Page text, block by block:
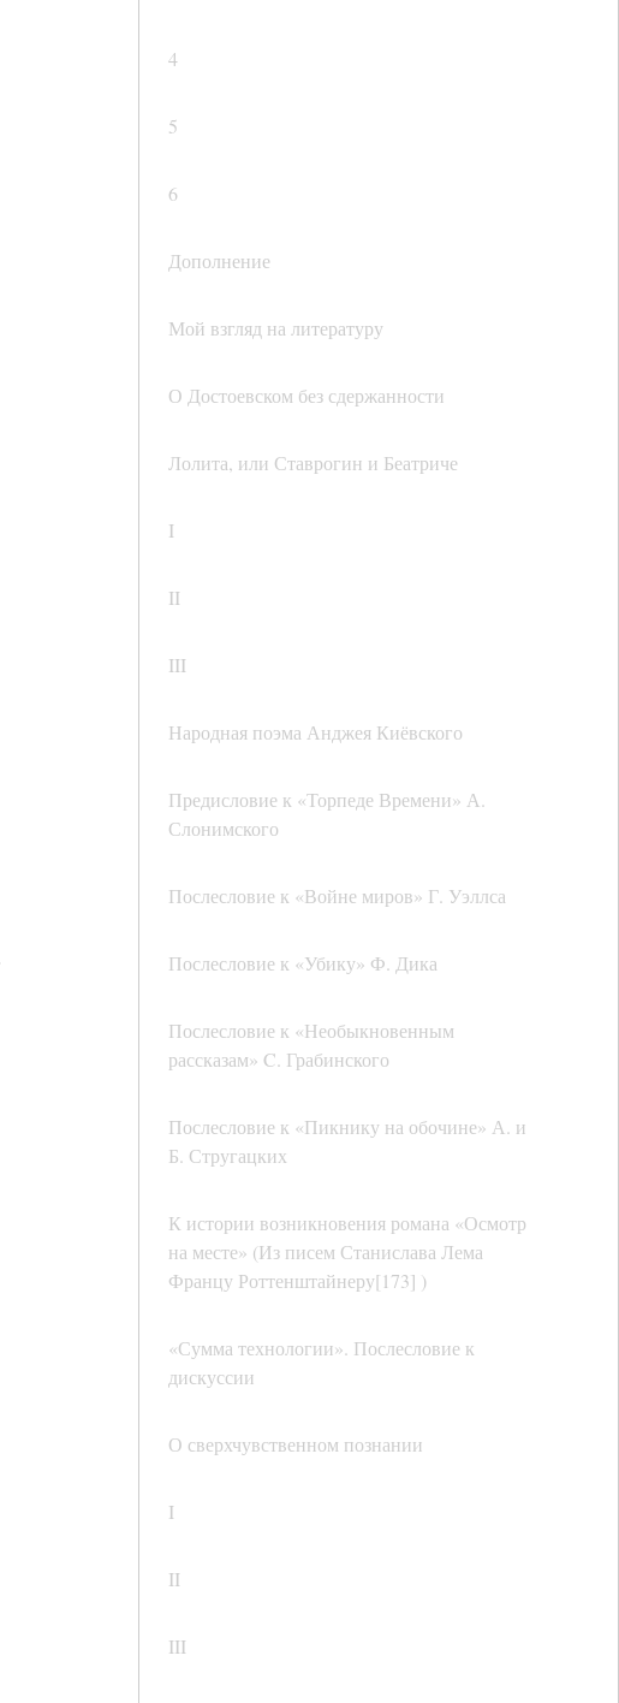
4
5
6
Дополнение
Мой взгляд на литературу
О Достоевском без сдержанности
Лолита, или Ставрогин и Беатриче
I
II
III
Народная поэма Анджея Киёвского
Предисловие к «Торпеде Времени» А.
Слонимского
Послесловие к «Войне миров» Г. Уэллса
Послесловие к «Убику» Ф. Дика
Послесловие к «Необыкновенным
рассказам» C. Грабинского
Послесловие к «Пикнику на обочине» А. и
Б. Стругацких
К истории возникновения романа «Осмотр
на месте» (Из писем Станислава Лема
Францу Роттенштайнеру[173] )
«Сумма технологии». Послесловие к
дискуссии
О сверхчувственном познании
I
II
III